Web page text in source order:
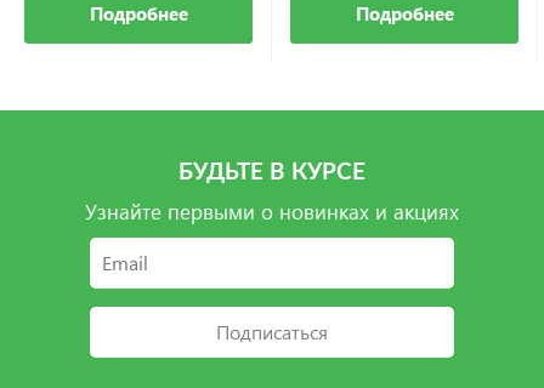
Подробнее Подробнее
БУДЬТЕ В КУРСЕ
Узнайте первыми о новинках и акциях
Подписаться